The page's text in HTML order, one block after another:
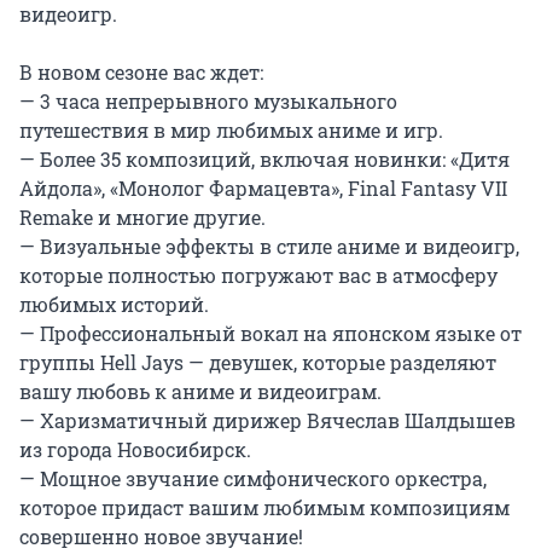
видеоигр.
В новом сезоне вас ждет:
— 3 часа непрерывного музыкального
путешествия в мир любимых аниме и игр.
— Более 35 композиций, включая новинки: «Дитя
Айдола», «Монолог Фармацевта», Final Fantasy VII
Remake и многие другие.
— Визуальные эффекты в стиле аниме и видеоигр,
которые полностью погружают вас в атмосферу
любимых историй.
— Профессиональный вокал на японском языке от
группы Hell Jays — девушек, которые разделяют
вашу любовь к аниме и видеоиграм.
— Харизматичный дирижер Вячеслав Шалдышев
из города Новосибирск.
— Мощное звучание симфонического оркестра,
которое придаст вашим любимым композициям
совершенно новое звучание!